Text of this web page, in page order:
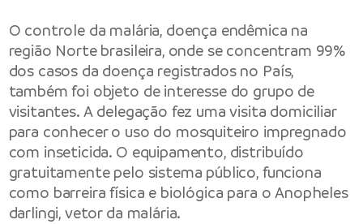
O controle da malária, doença endêmica na
região Norte brasileira, onde se concentram 99%
dos casos da doença registrados no País,
também foi objeto de interesse do grupo de
visitantes. A delegação fez uma visita domiciliar
para conhecer o uso do mosquiteiro impregnado
com inseticida. O equipamento, distribuído
gratuitamente pelo sistema público, funciona
como barreira física e biológica para o Anopheles
darlingi, vetor da malária.